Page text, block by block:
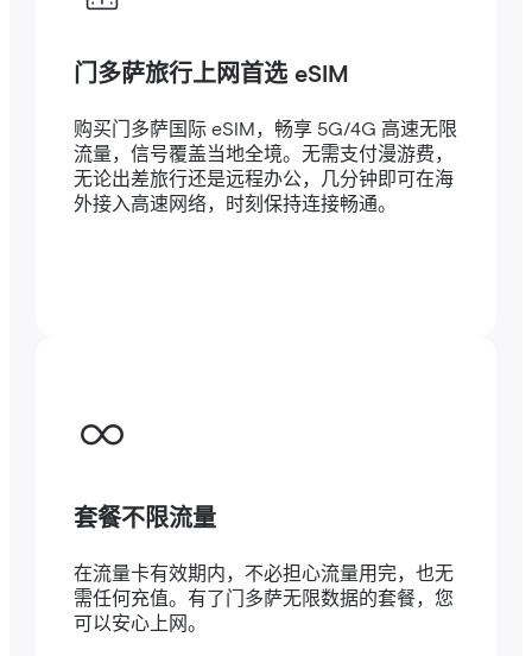
门多萨旅行上网首选 eSIM
购买门多萨国际 eSIM，畅享 5G/4G 高速无限
流量，信号覆盖当地全境。无需支付漫游费，
无论出差旅行还是远程办公，几分钟即可在海
外接入高速网络，时刻保持连接畅通。
套餐不限流量
在流量卡有效期内，不必担心流量用完，也无
需任何充值。有了门多萨无限数据的套餐，您
可以安心上网。